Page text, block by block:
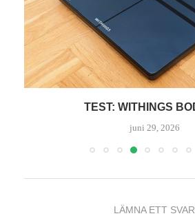
WITHINGS BODYFIT
LÄMNA ETT SVAR